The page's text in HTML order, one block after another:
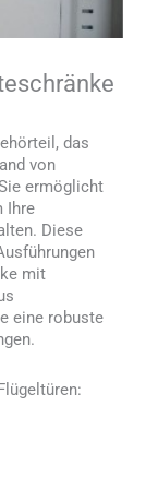
das
von
ermöglicht
Ihre
Diese
mit
eine robuste